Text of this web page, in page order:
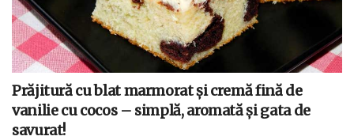
Prăjitură cu blat marmorat și cremă fină de
vanilie cu cocos – simplă, aromată și gata de
savurat!